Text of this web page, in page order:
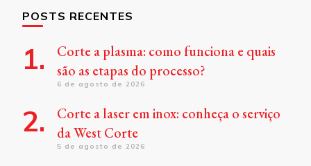
POSTS RECENTES
Corte a plasma: como funciona e quais
são as etapas do processo?
6 de agosto de 2026
Corte a laser em inox: conheça o serviço
da West Corte
5 de agosto de 2026